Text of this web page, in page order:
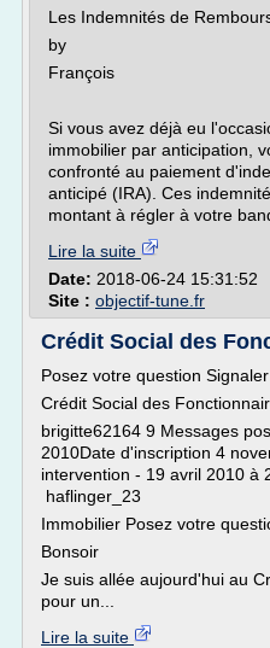
Les Indemnités de
by
François
Si vous avez déjà eu
immobilier par anticipation,
confronté au paiement
anticipé (IRA). Ces
montant à régler à votre
Lire la suite
Date: 2018-06-24 15:31:52
Site : objectif-tune.fr
Crédit Social des
Posez votre question Signaler
Crédit Social des
brigitte62164 9 Messages
2010Date d'inscription 4
intervention - 19 avril 2010 à
haflinger_23
Immobilier Posez votre
Bonsoir
Je suis allée aujourd'hui au
pour un...
Lire la suite